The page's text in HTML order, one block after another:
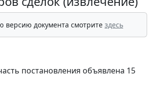
версию документа смотрите здесь
постановления объявлена 15